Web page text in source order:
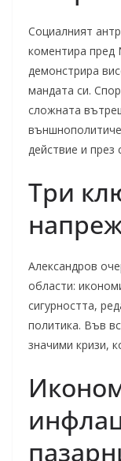
Социалният
коментира пред
демонстрира
мандата си.
сложната
действие и през
Три
Александров
области:
сигурността,
политика. Във
значими кризи,